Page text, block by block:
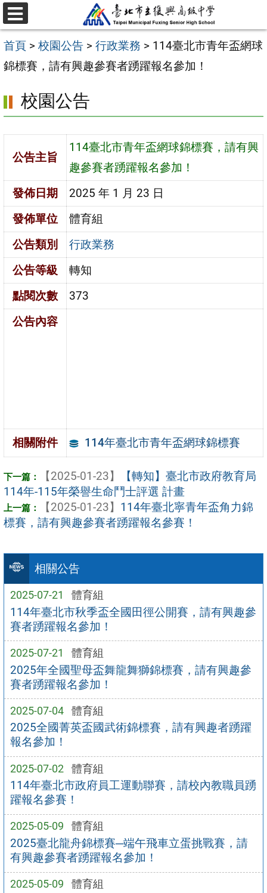
跳
至
主
要
容
區
選
單
首頁 > 校園公告 > 行政業務 > 114臺北市青年盃網球
錦標賽，請有興趣參賽者踴躍報名參加！
相關公告
2025-07-21 體育組
114年臺北市秋季盃全國田徑公開賽，請有興趣參
賽者踴躍報名參加！
2025-07-21 體育組
2025年全國聖母盃舞龍舞獅錦標賽，請有興趣參
賽者踴躍報名參加！
2025-07-04 體育組
2025全國菁英盃國武術錦標賽，請有興趣者踴躍
報名參加！
2025-07-02 體育組
114年臺北市政府員工運動聯賽，請校內教職員踴
躍報名參賽！
2025-05-09 體育組
2025臺北龍舟錦標賽─端午飛車立蛋挑戰賽，請
有興趣參賽者踴躍報名參加！
2025-05-09 體育組
校園公告
公告主旨
114臺北市青年盃網球錦標賽，請有興
趣參賽者踴躍報名參加！
發佈日期
2025 年 1 月 23 日
發佈單位
體育組
公告類別
行政業務
公告等級
轉知
點閱次數
373
公告內容
相關附件 114年臺北市青年盃網球錦標賽
【2025-01-23】
【轉知】臺北市政府教育局
114年-115年榮譽生命鬥士評選 計畫
【2025-01-23】 114年臺北寧青年盃角力錦
標賽，請有興趣參賽者踴躍報名參賽！